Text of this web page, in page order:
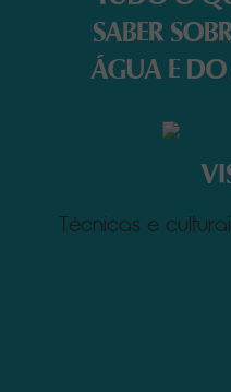
SABER
ÁGUA E DO
Técnicas e